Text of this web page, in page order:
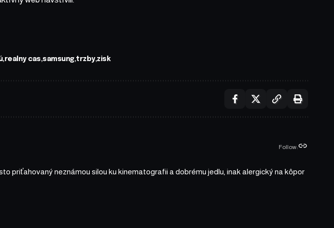
realny cas samsung trzby zisk
Follow:
priťahovaný neznámou silou ku kinematografii a dobrému jedlu, inak alergický na kôpor